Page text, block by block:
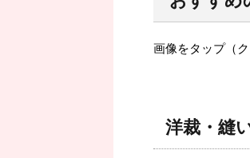
画像をタップ（
洋裁・縫